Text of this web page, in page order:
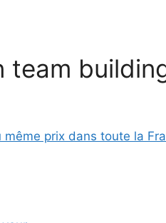
team
prix dans toute la